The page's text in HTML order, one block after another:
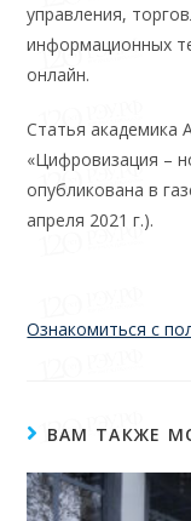
управления,
информационных
онлайн.
Статья академика
«Цифровизация –
опубликована в
апреля 2021 г.).
Ознакомиться с
ВАМ ТАКЖЕ